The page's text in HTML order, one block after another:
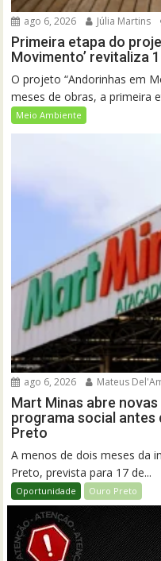
ago 6, 2026 Júlia Martins
Primeira etapa do
Movimento’ revitaliza
O projeto “Andorinhas em
meses de obras, a primeira
Meio Ambiente
ago 6, 2026 Mateus
Mart Minas abre
programa social antes
Preto
A menos de dois meses da
Preto, prevista para 17 de...
Oportunidade Ouro Preto